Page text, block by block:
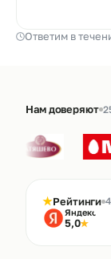
Ответим в
Нам доверяют
★Рейтинги
Яндекс
5,0★